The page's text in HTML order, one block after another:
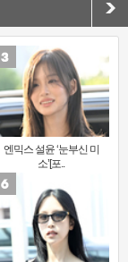
엔믹스 설윤 ‘눈부신 미
소’[포..